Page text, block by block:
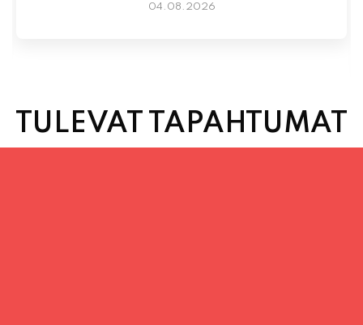
04.08.2026
TULEVAT TAPAHTUMAT